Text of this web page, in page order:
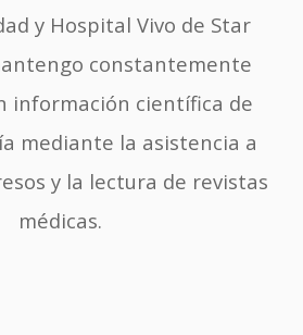
y Hospital Vivo de Star
constantemente
información científica de
mediante la asistencia a
y la lectura de revistas
médicas.